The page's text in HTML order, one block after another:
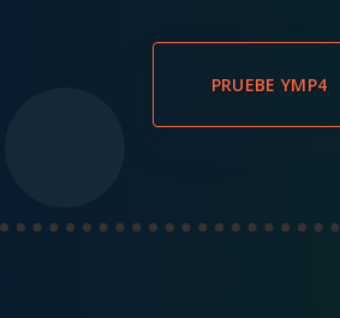
PRUEBE YMP4